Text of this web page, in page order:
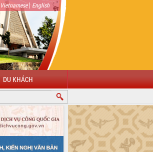
Vietnamese| English
DU KHÁCH
TIN ĐIỆN TỬ TỈNH ĐẮK LẮK